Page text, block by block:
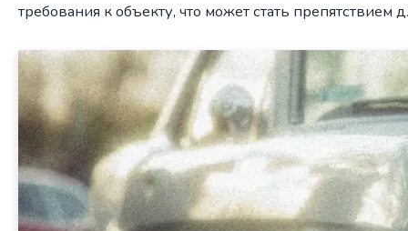
требования к объекту, что может стать препятствием